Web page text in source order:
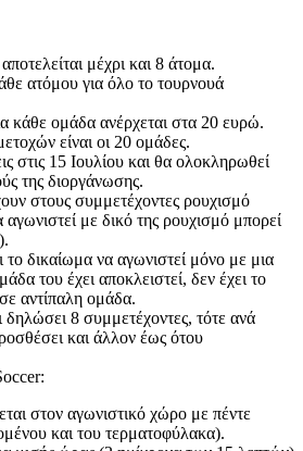
μέχρι και 8 άτομα.
ατόμου για όλο το τουρνουά
κάθε ομάδα ανέρχεται στα 20 ευρώ.
είναι οι 20 ομάδες.
στις 15 Ιουλίου και θα ολοκληρωθεί
της διοργάνωσης.
στους συμμετέχοντες ρουχισμό
με δικό της ρουχισμό μπορεί
δικαίωμα να αγωνιστεί μόνο με μια
του έχει αποκλειστεί, δεν έχει το
αντίπαλη ομάδα.
8 συμμετέχοντες, τότε ανά
και άλλον έως ότου
στον αγωνιστικό χώρο με πέντε
και του τερματοφύλακα).